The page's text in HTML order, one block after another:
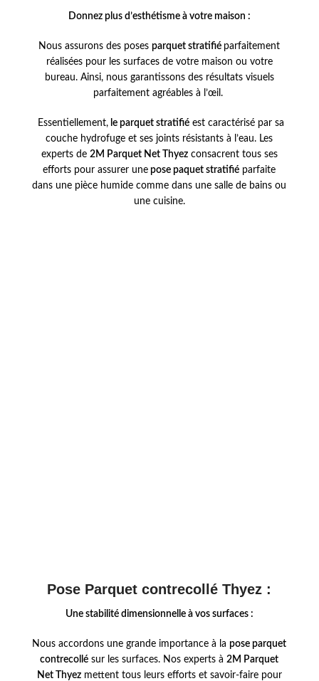
Donnez plus d’esthétisme à votre maison :
Nous assurons des poses parquet stratifié parfaitement
réalisées pour les surfaces de votre maison ou votre
bureau. Ainsi, nous garantissons des résultats visuels
parfaitement agréables à l’œil.
Essentiellement,le parquet stratifiéest caractérisé par sa
couche hydrofuge et ses joints résistants à l’eau. Les
experts de 2M Parquet Net Thyezconsacrent tous ses
efforts pour assurer une pose paquet stratifié parfaite
dans une pièce humide comme dans une salle de bains ou
une cuisine.
Pose Parquet contrecollé Thyez :
Une stabilité dimensionnelle à vos surfaces :
Nous accordons une grande importance à la pose parquet
contrecollé sur les surfaces. Nos experts à2M Parquet
Net Thyezmettent tous leurs efforts et savoir-faire pour